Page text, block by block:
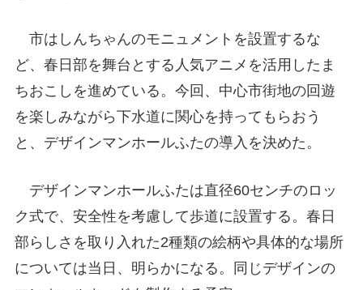
市はしんちゃんのモニュメントを設置するな
ど、春日部を舞台とする人気アニメを活用したま
ちおこしを進めている。今回、中心市街地の回遊
を楽しみながら下水道に関心を持ってもらおう
と、デザインマンホールふたの導入を決めた。
デザインマンホールふたは直径60センチのロッ
ク式で、安全性を考慮して歩道に設置する。春日
部らしさを取り入れた2種類の絵柄や具体的な場所
については当日、明らかになる。同じデザインの